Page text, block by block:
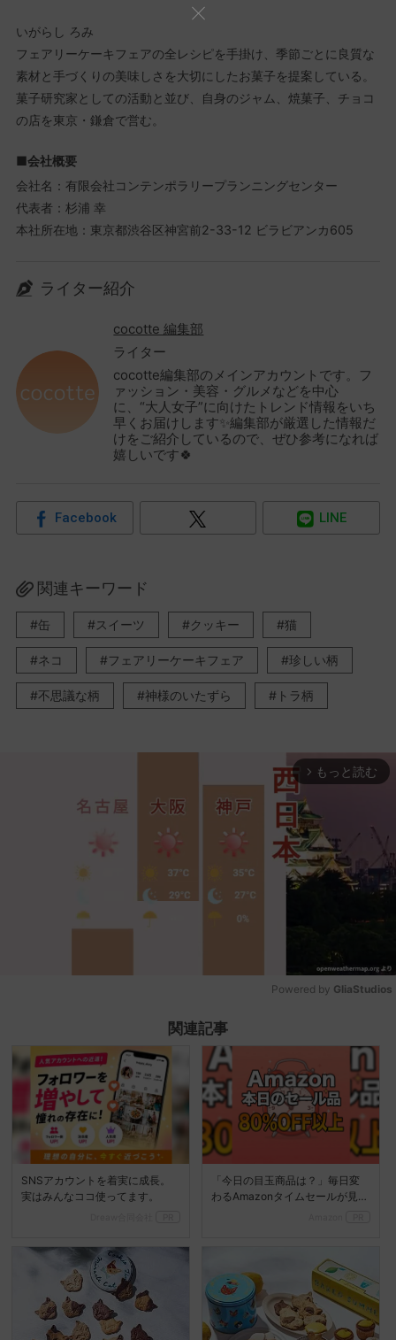
いがらし ろみ
フェアリーケーキフェアの全レシピを手掛け、季節ごとに良質な
素材と手づくりの美味しさを大切にしたお菓子を提案している。
菓子研究家としての活動と並び、自身のジャム、焼菓子、チョコ
の店を東京・鎌倉で営む。
■会社概要
会社名：有限会社コンテンポラリープランニングセンター
代表者：杉浦 幸
本社所在地：東京都渋谷区神宮前2-33-12 ビラビアンカ605
ライター紹介
cocotte 編集部
ライター
cocotte編集部のメインアカウントです。フ
ァッション・美容・グルメなどを中心
に、“大人女子”に向けたトレンド情報をいち
早くお届けします✨編集部が厳選した情報だ
けをご紹介しているので、ぜひ参考になれば
嬉しいです🍀
Facebook LINE
関連キーワード
缶 スイーツ クッキー 猫
ネコ フェアリーケーキフェア 珍しい柄
不思議な柄 神様のいたずら トラ柄
arrow_forward_ios もっと読む
Powered by GliaStudios
関連記事
SNSアカウントを着実に成長。
実はみんなココ使ってます。
「今日の目玉商品は？」毎日変
わるAmazonタイムセールが見逃